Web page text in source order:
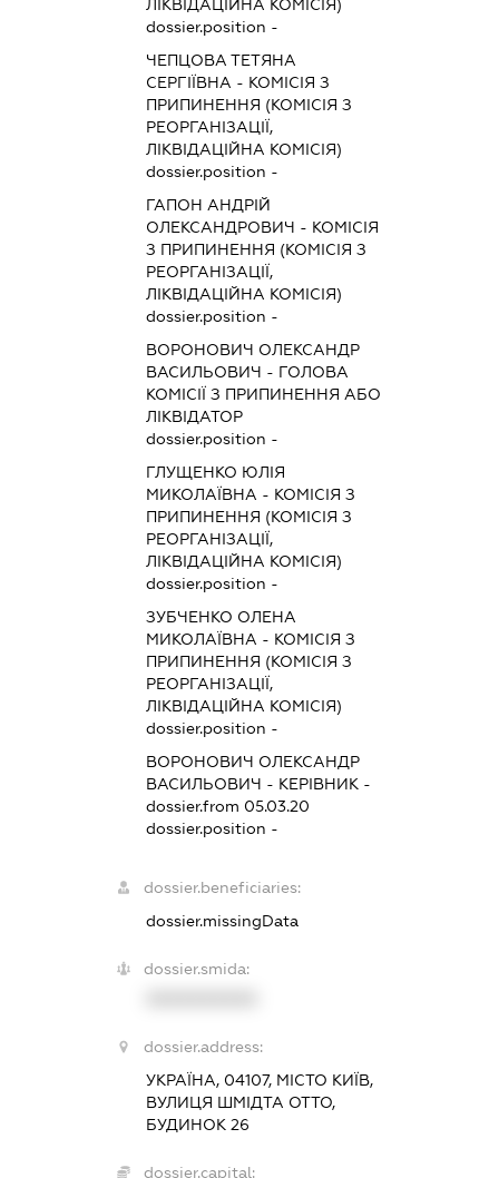
ЛІКВІДАЦІЙНА КОМІСІЯ)
dossier.position -
ЧЕПЦОВА ТЕТЯНА
СЕРГІЇВНА - КОМІСІЯ З
ПРИПИНЕННЯ (КОМІСІЯ З
РЕОРГАНІЗАЦІЇ,
ЛІКВІДАЦІЙНА КОМІСІЯ)
dossier.position -
ГАПОН АНДРІЙ
ОЛЕКСАНДРОВИЧ - КОМІСІЯ
З ПРИПИНЕННЯ (КОМІСІЯ З
РЕОРГАНІЗАЦІЇ,
ЛІКВІДАЦІЙНА КОМІСІЯ)
dossier.position -
ВОРОНОВИЧ ОЛЕКСАНДР
ВАСИЛЬОВИЧ - ГОЛОВА
КОМІСІЇ З ПРИПИНЕННЯ АБО
ЛІКВІДАТОР
dossier.position -
ГЛУЩЕНКО ЮЛІЯ
МИКОЛАЇВНА - КОМІСІЯ З
ПРИПИНЕННЯ (КОМІСІЯ З
РЕОРГАНІЗАЦІЇ,
ЛІКВІДАЦІЙНА КОМІСІЯ)
dossier.position -
ЗУБЧЕНКО ОЛЕНА
МИКОЛАЇВНА - КОМІСІЯ З
ПРИПИНЕННЯ (КОМІСІЯ З
РЕОРГАНІЗАЦІЇ,
ЛІКВІДАЦІЙНА КОМІСІЯ)
dossier.position -
ВОРОНОВИЧ ОЛЕКСАНДР
ВАСИЛЬОВИЧ - КЕРІВНИК -
dossier.from 05.03.20
dossier.position -
dossier.beneficiaries:
dossier.missingData
dossier.smida:
dossier.address:
УКРАЇНА, 04107, МІСТО КИЇВ,
ВУЛИЦЯ ШМІДТА ОТТО,
БУДИНОК 26
dossier.capital: